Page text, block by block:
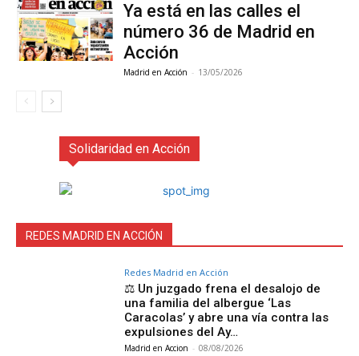
Ya está en las calles el
número 36 de Madrid en
Acción
Madrid en Acción - 13/05/2026
Solidaridad en Acción
REDES MADRID EN ACCIÓN
Redes Madrid en Acción
⚖️ Un juzgado frena el desalojo de
una familia del albergue ‘Las
Caracolas’ y abre una vía contra las
expulsiones del Ay…
Madrid en Accion - 08/08/2026